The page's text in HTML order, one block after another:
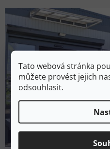
Tato webová stránka
můžete provést jejich
odsouhlasit.